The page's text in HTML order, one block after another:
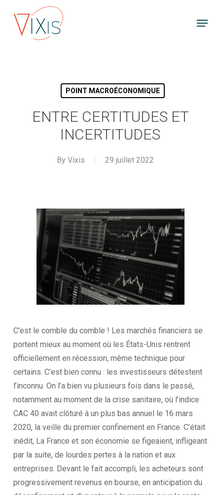
Menu
POINT MACROÉCONOMIQUE
ENTRE CERTITUDES ET
INCERTITUDES
By Vixis 29 juillet 2022
C’est le comble du comble ! Les marchés financiers se
portent mieux au moment où les États-Unis rentrent
officiellement en récession, même technique pour
certains. C’est bien connu : les investisseurs détestent
l’inconnu. On l’a bien vu plusieurs fois dans le passé,
notamment au moment de la crise sanitaire, où l’indice
CAC 40 avait clôturé à un plus bas annuel le 16 mars
2020, la veille du premier confinement en France. C’était
inédit, La France et son économie se figeaient, infligeant
par la suite, de lourdes pertes à la nation et aux
entreprises. Devant le fait accompli, les acheteurs sont
progressivement revenus en bourse, en anticipation du